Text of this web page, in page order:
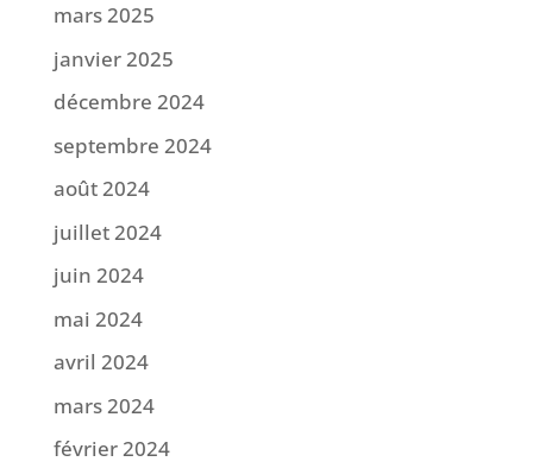
mars 2025
janvier 2025
décembre 2024
septembre 2024
août 2024
juillet 2024
juin 2024
mai 2024
avril 2024
mars 2024
février 2024